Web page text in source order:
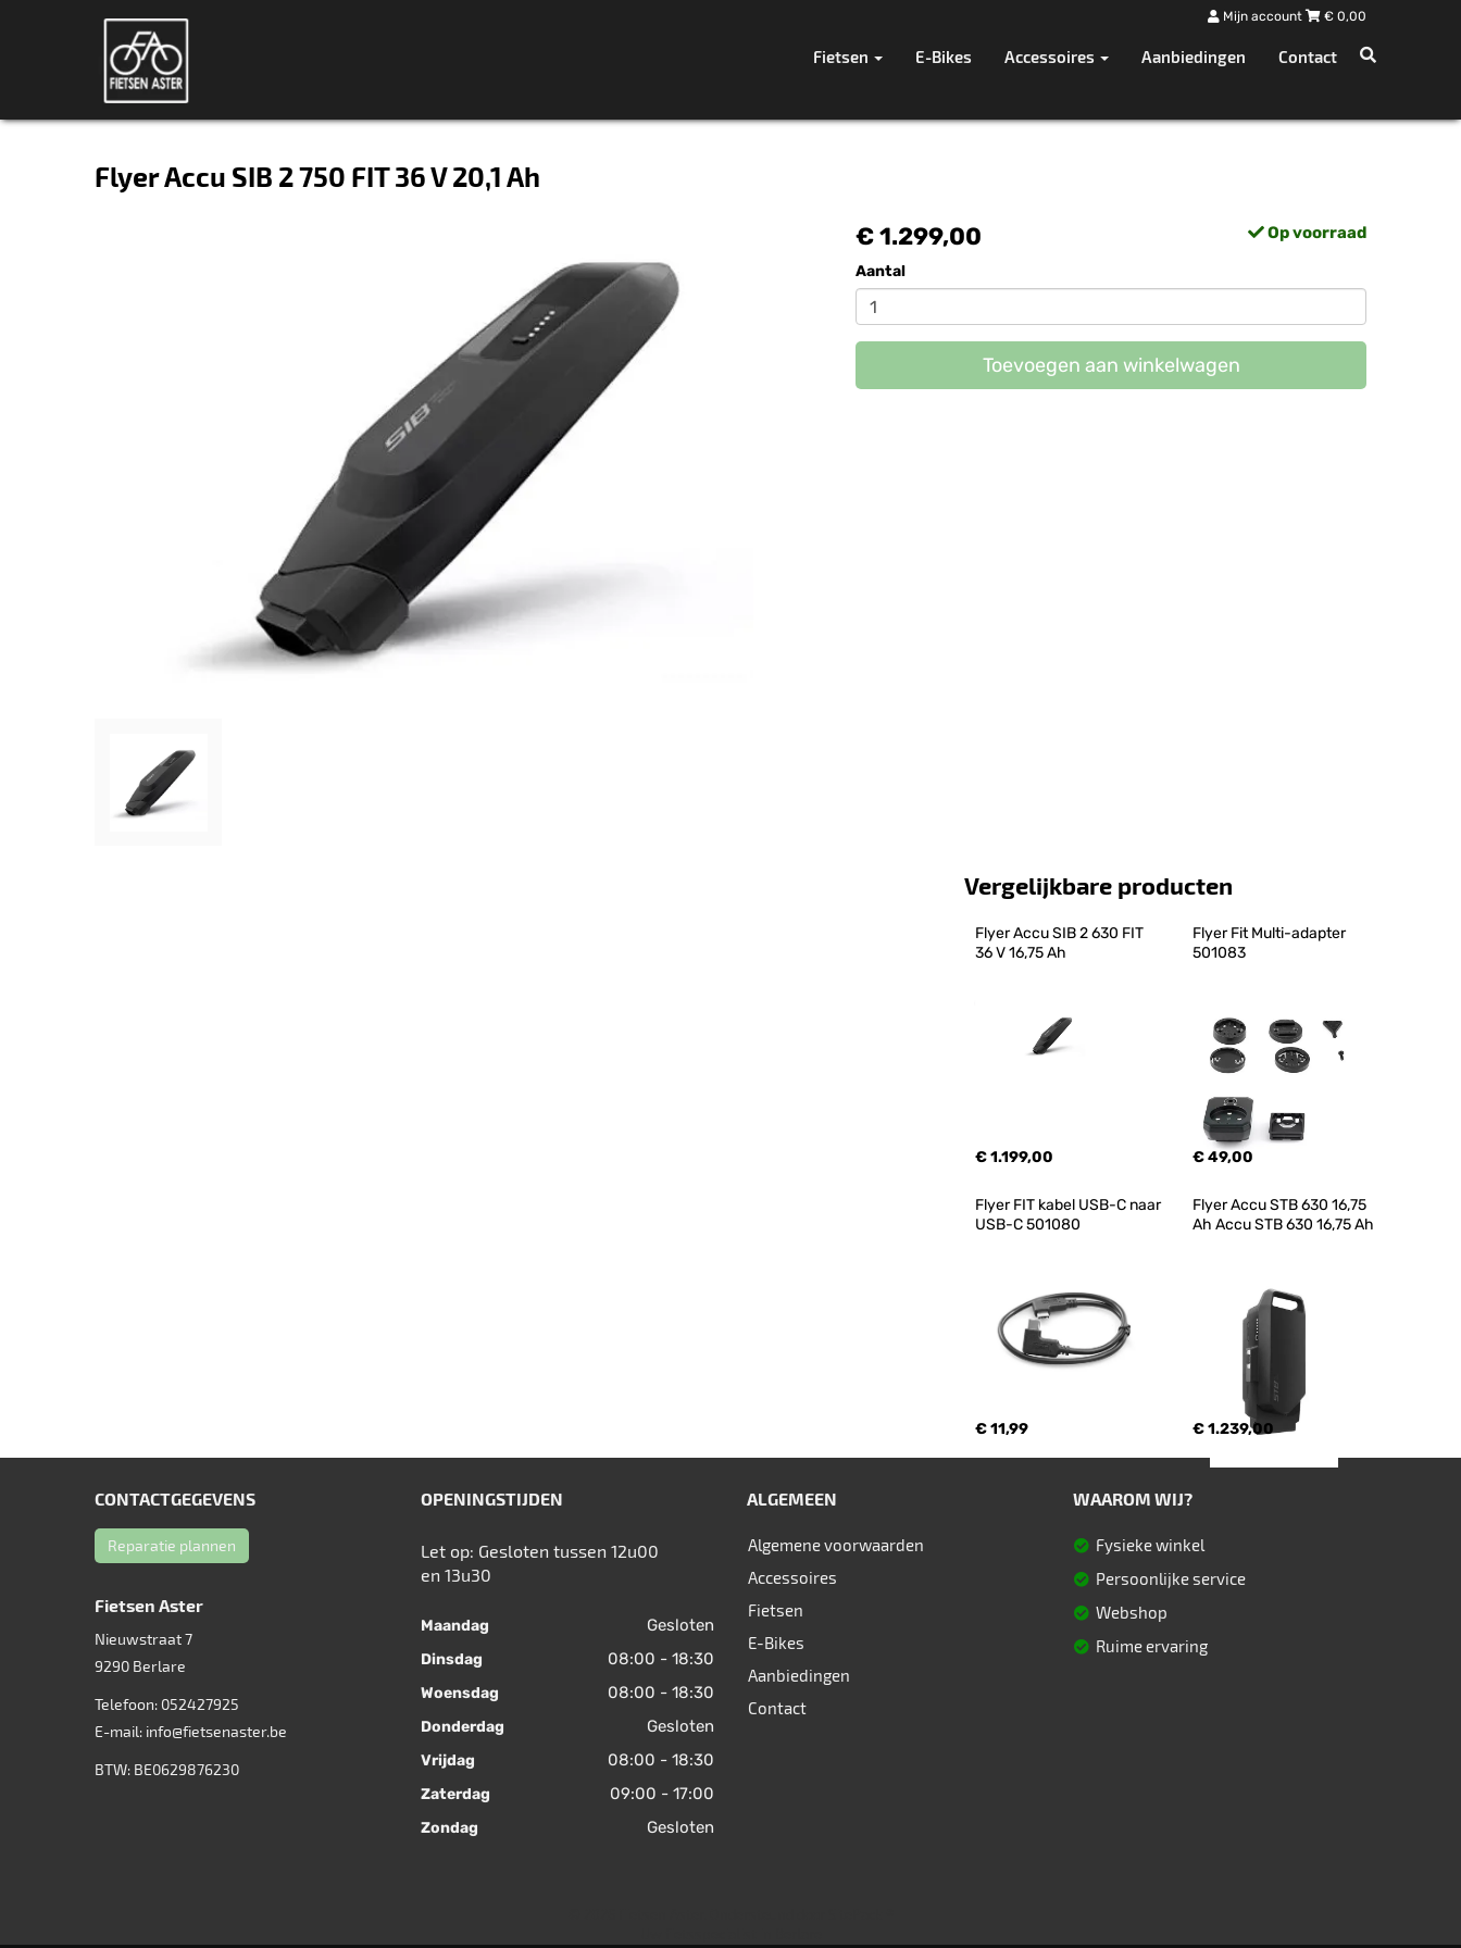
Mijn account € 0,00
Fietsen E-Bikes Accessoires Aanbiedingen Contact
Flyer Accu SIB 2 750 FIT 36 V 20,1 Ah
€ 1.299,00 Op voorraad
Aantal
Toevoegen aan winkelwagen
Vergelijkbare producten
Flyer Accu SIB 2 630 FIT
36 V 16,75 Ah
€ 1.199,00
Flyer Fit Multi-adapter
501083
€ 49,00
Flyer FIT kabel USB-C naar
USB-C 501080
€ 11,99
Flyer Accu STB 630 16,75
Ah Accu STB 630 16,75 Ah
€ 1.239,00
CONTACTGEGEVENS
Reparatie plannen
Fietsen Aster
Nieuwstraat 7
9290 Berlare
Telefoon: 052427925
E-mail: info@fietsenaster.be
BTW: BE0629876230
OPENINGSTIJDEN
Let op: Gesloten tussen 12u00
en 13u30
Maandag Gesloten
Dinsdag 08:00 - 18:30
Woensdag 08:00 - 18:30
Donderdag Gesloten
Vrijdag 08:00 - 18:30
Zaterdag 09:00 - 17:00
Zondag Gesloten
ALGEMEEN
Algemene voorwaarden
Accessoires
Fietsen
E-Bikes
Aanbiedingen
Contact
WAAROM WIJ?
Fysieke winkel
Persoonlijke service
Webshop
Ruime ervaring